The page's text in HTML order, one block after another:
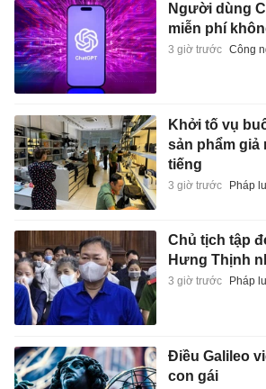
Người dùng
miễn phí
3 giờ trước Công
Khởi tố vụ
sản phẩm giả
tiếng
3 giờ trước Pháp
Chủ tịch tập
Hưng Thịnh
3 giờ trước Pháp
Điều Galileo
con gái